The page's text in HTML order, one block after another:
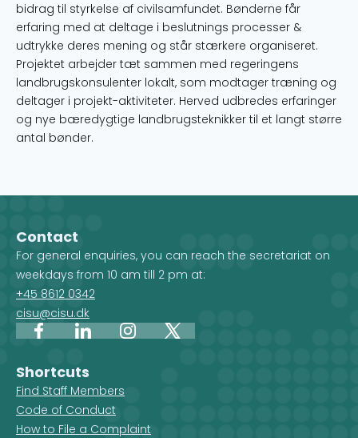
bidrag til styrkelse af civilsamfundet. Bønderne får
erfaring med at deltage i beslutnings processer &
udtrykke deres mening og står stærkere organiseret.
Projektet arbejder tæt sammen med regeringens
landbrugskonsulenter lokalt, som modtager træning og
deltager i projekt-aktiviteter. Herved udbredes erfaringer
og nye bæredygtige landbrugsteknikker til et langt større
antal bønder.
Contact
For general enquiries, you can reach the secretariat on
weekdays from 10 am till 2 pm at:
+45 8612 0342
cisu@cisu.dk
FacebookLinkedInInstagram
X
Shortcuts
Find Staff Members
Code of Conduct
How to File a Complaint